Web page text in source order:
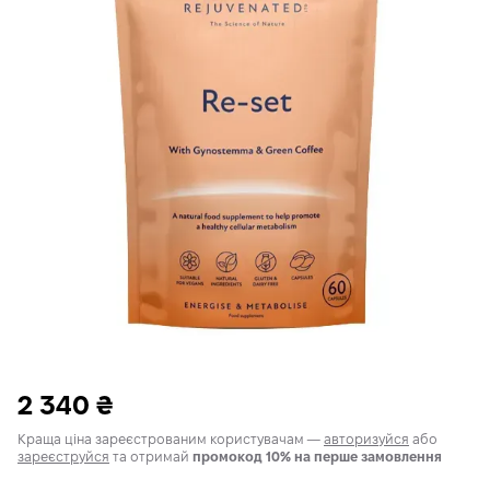
2 340 ₴
Краща ціна зареєстрованим користувачам — авторизуйся або
зареєструйся та отримай промокод 10% на перше замовлення